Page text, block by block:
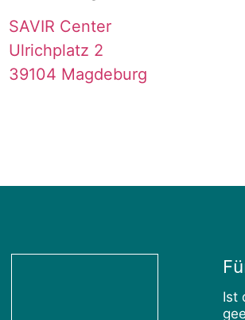
SAVIR Center
Ulrichplatz 2
39104 Magdeburg
Ist